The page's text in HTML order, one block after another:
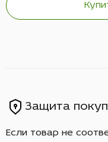
Защита
Если товар не